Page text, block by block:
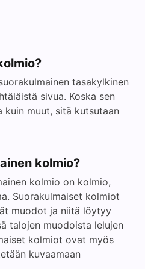
tasakylkinen
sivua. Koska sen
kuin muut, sitä kutsutaan
kolmio?
kolmio on kolmio,
Suorakulmaiset kolmiot
muodot ja niitä löytyy
talojen muodoista lelujen
kolmiot ovat myös
kuvaamaan